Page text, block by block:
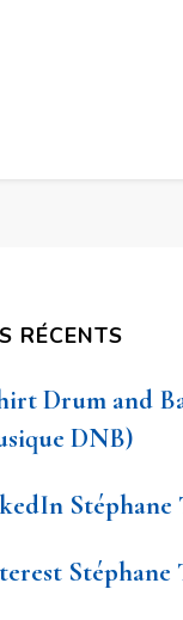
RÉCENTS
Drum and
DNB)
Stéphane
Stéphane